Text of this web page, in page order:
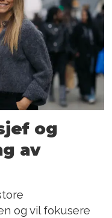
og
av
og vil fokusere